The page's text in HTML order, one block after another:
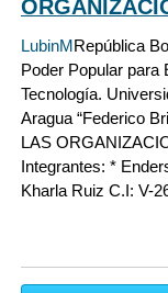
LubinMRepública
Poder Popular para
Tecnología.
Aragua “Federico
LAS
Integrantes: *
Kharla Ruiz C.I: V-